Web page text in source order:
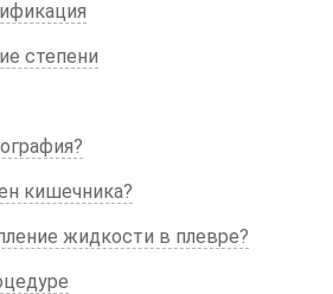
степени
кишечника?
жидкости в плевре?